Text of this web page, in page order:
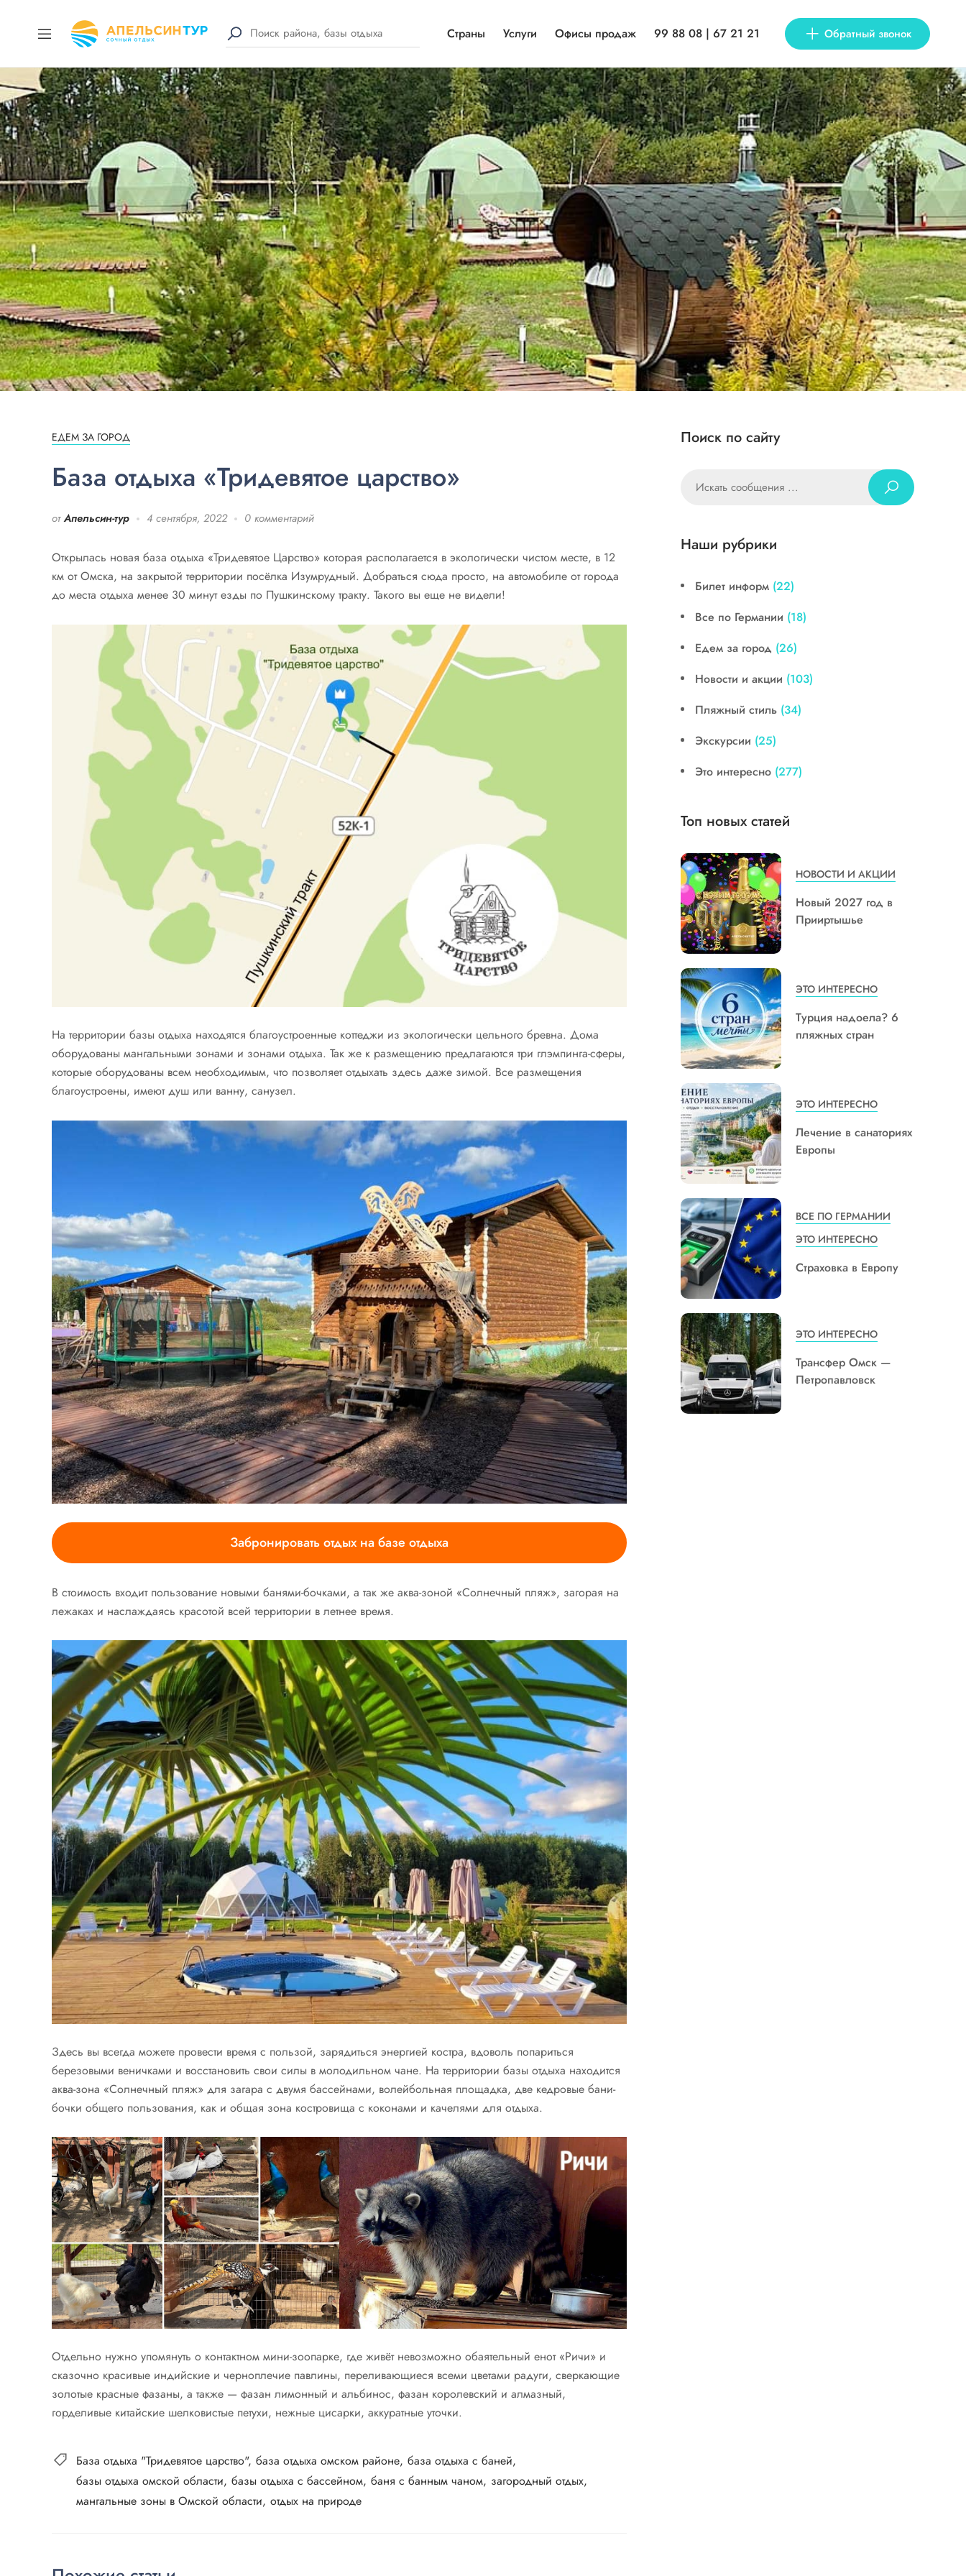
Страны Услуги Офисы продаж 99 88 08 | 67 21 21 Обратный звонок
ЕДЕМ ЗА ГОРОД
База отдыха «Тридевятое царство»
от Апельсин-тур 4 сентября, 2022 0 комментарий
Открылась новая база отдыха «Тридевятое Царство» которая располагается в экологически чистом месте, в 12
км от Омска, на закрытой территории посёлка Изумрудный. Добраться сюда просто, на автомобиле от города
до места отдыха менее 30 минут езды по Пушкинскому тракту. Такого вы еще не видели!
На территории базы отдыха находятся благоустроенные коттеджи из экологически цельного бревна. Дома
оборудованы мангальными зонами и зонами отдыха. Так же к размещению предлагаются три глэмпинга-сферы,
которые оборудованы всем необходимым, что позволяет отдыхать здесь даже зимой. Все размещения
благоустроены, имеют душ или ванну, санузел.
Забронировать отдых на базе отдыха
В стоимость входит пользование новыми банями-бочками, а так же аква-зоной «Солнечный пляж», загорая на
лежаках и наслаждаясь красотой всей территории в летнее время.
Здесь вы всегда можете провести время с пользой, зарядиться энергией костра, вдоволь попариться
березовыми веничками и восстановить свои силы в молодильном чане. На территории базы отдыха находится
аква-зона «Солнечный пляж» для загара с двумя бассейнами, волейбольная площадка, две кедровые бани-
бочки общего пользования, как и общая зона костровища с коконами и качелями для отдыха.
Отдельно нужно упомянуть о контактном мини-зоопарке, где живёт невозможно обаятельный енот «Ричи» и
сказочно красивые индийские и черноплечие павлины, переливающиеся всеми цветами радуги, сверкающие
золотые красные фазаны, а также — фазан лимонный и альбинос, фазан королевский и алмазный,
горделивые китайские шелковистые петухи, нежные цисарки, аккуратные уточки.
База отдыха "Тридевятое царство" база отдыха омском районе база отдыха с баней
базы отдыха омской области базы отдыха с бассейном баня с банным чаном загородный отдых
мангальные зоны в Омской области отдых на природе
Поиск по сайту
Наши рубрики
Билет информ (22)
Все по Германии (18)
Едем за город (26)
Новости и акции (103)
Пляжный стиль (34)
Экскурсии (25)
Это интересно (277)
Топ новых статей
НОВОСТИ И АКЦИИ
Новый 2027 год в
Прииртышье
ЭТО ИНТЕРЕСНО
Турция надоела? 6
пляжных стран
ЭТО ИНТЕРЕСНО
Лечение в санаториях
Европы
ВСЕ ПО ГЕРМАНИИ
ЭТО ИНТЕРЕСНО
Страховка в Европу
ЭТО ИНТЕРЕСНО
Трансфер Омск —
Петропавловск